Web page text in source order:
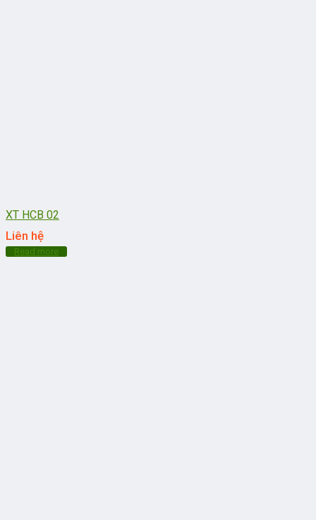
XT HCB 02
Liên hệ
Read more